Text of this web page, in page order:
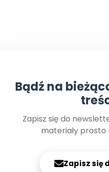
Bądź na
Zapisz się do
materiały prosto
Zapisz się